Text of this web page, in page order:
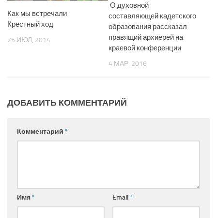
Как мы встречали
Крестный ход.
25 ИЮЛ, 2014
О духовной
составляющей кадетского
образования рассказал
правящий архиерей на
краевой конференции
4 МАР, 2016
ДОБАВИТЬ КОММЕНТАРИЙ
Комментарий *
Имя* Email *